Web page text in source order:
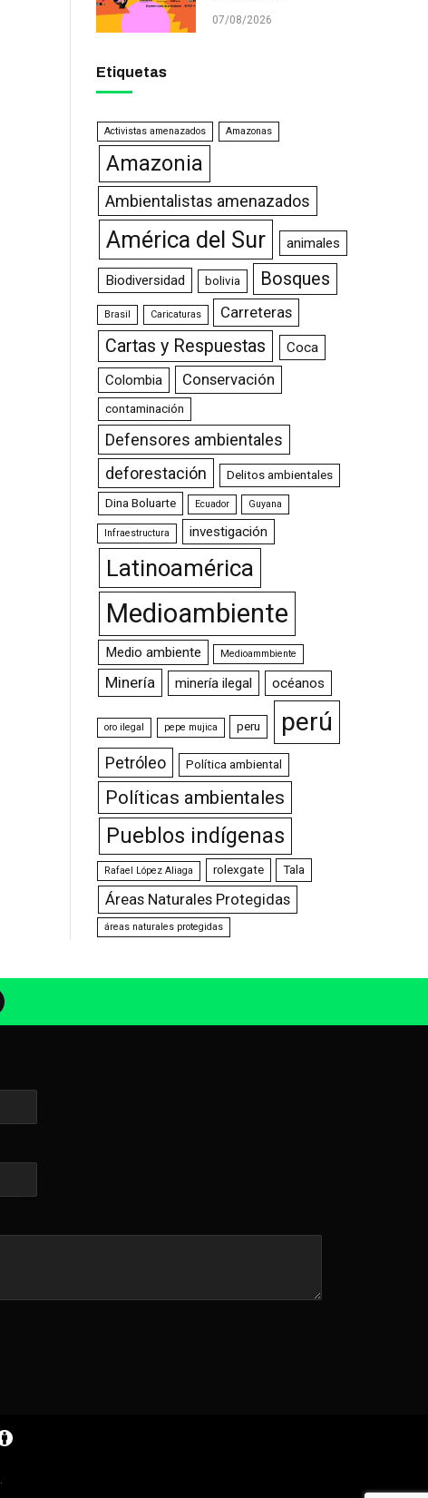
07/08/2026
Etiquetas
Activistas amenazados Amazonas
Amazonia
Ambientalistas amenazados
América del Sur animales
Biodiversidad bolivia Bosques
Brasil Caricaturas Carreteras
Cartas y Respuestas
Coca
Colombia
Conservación
contaminación
Defensores ambientales
deforestación
Delitos ambientales
Dina Boluarte Ecuador Guyana
Infraestructura investigación
Latinoamérica
Medioambiente
Medio ambiente Medioammbiente
Minería minería ilegal océanos
oro ilegal pepe mujica peru perú
Petróleo Política ambiental
Políticas ambientales
Pueblos indígenas
Rafael López Aliaga rolexgate Tala
Áreas Naturales Protegidas
áreas naturales protegidas